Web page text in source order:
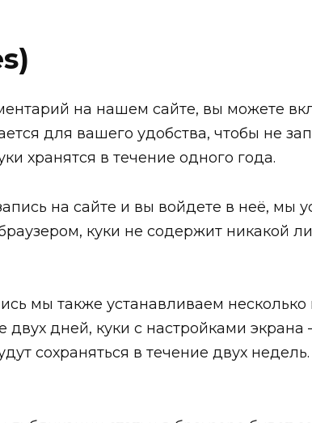
на нашем сайте, вы можете
для вашего удобства, чтобы не
хранятся в течение одного года.
на сайте и вы войдете в неё,
куки не содержит никакой
мы также устанавливаем
двух дней, куки с настройками
сохраняться в течение двух